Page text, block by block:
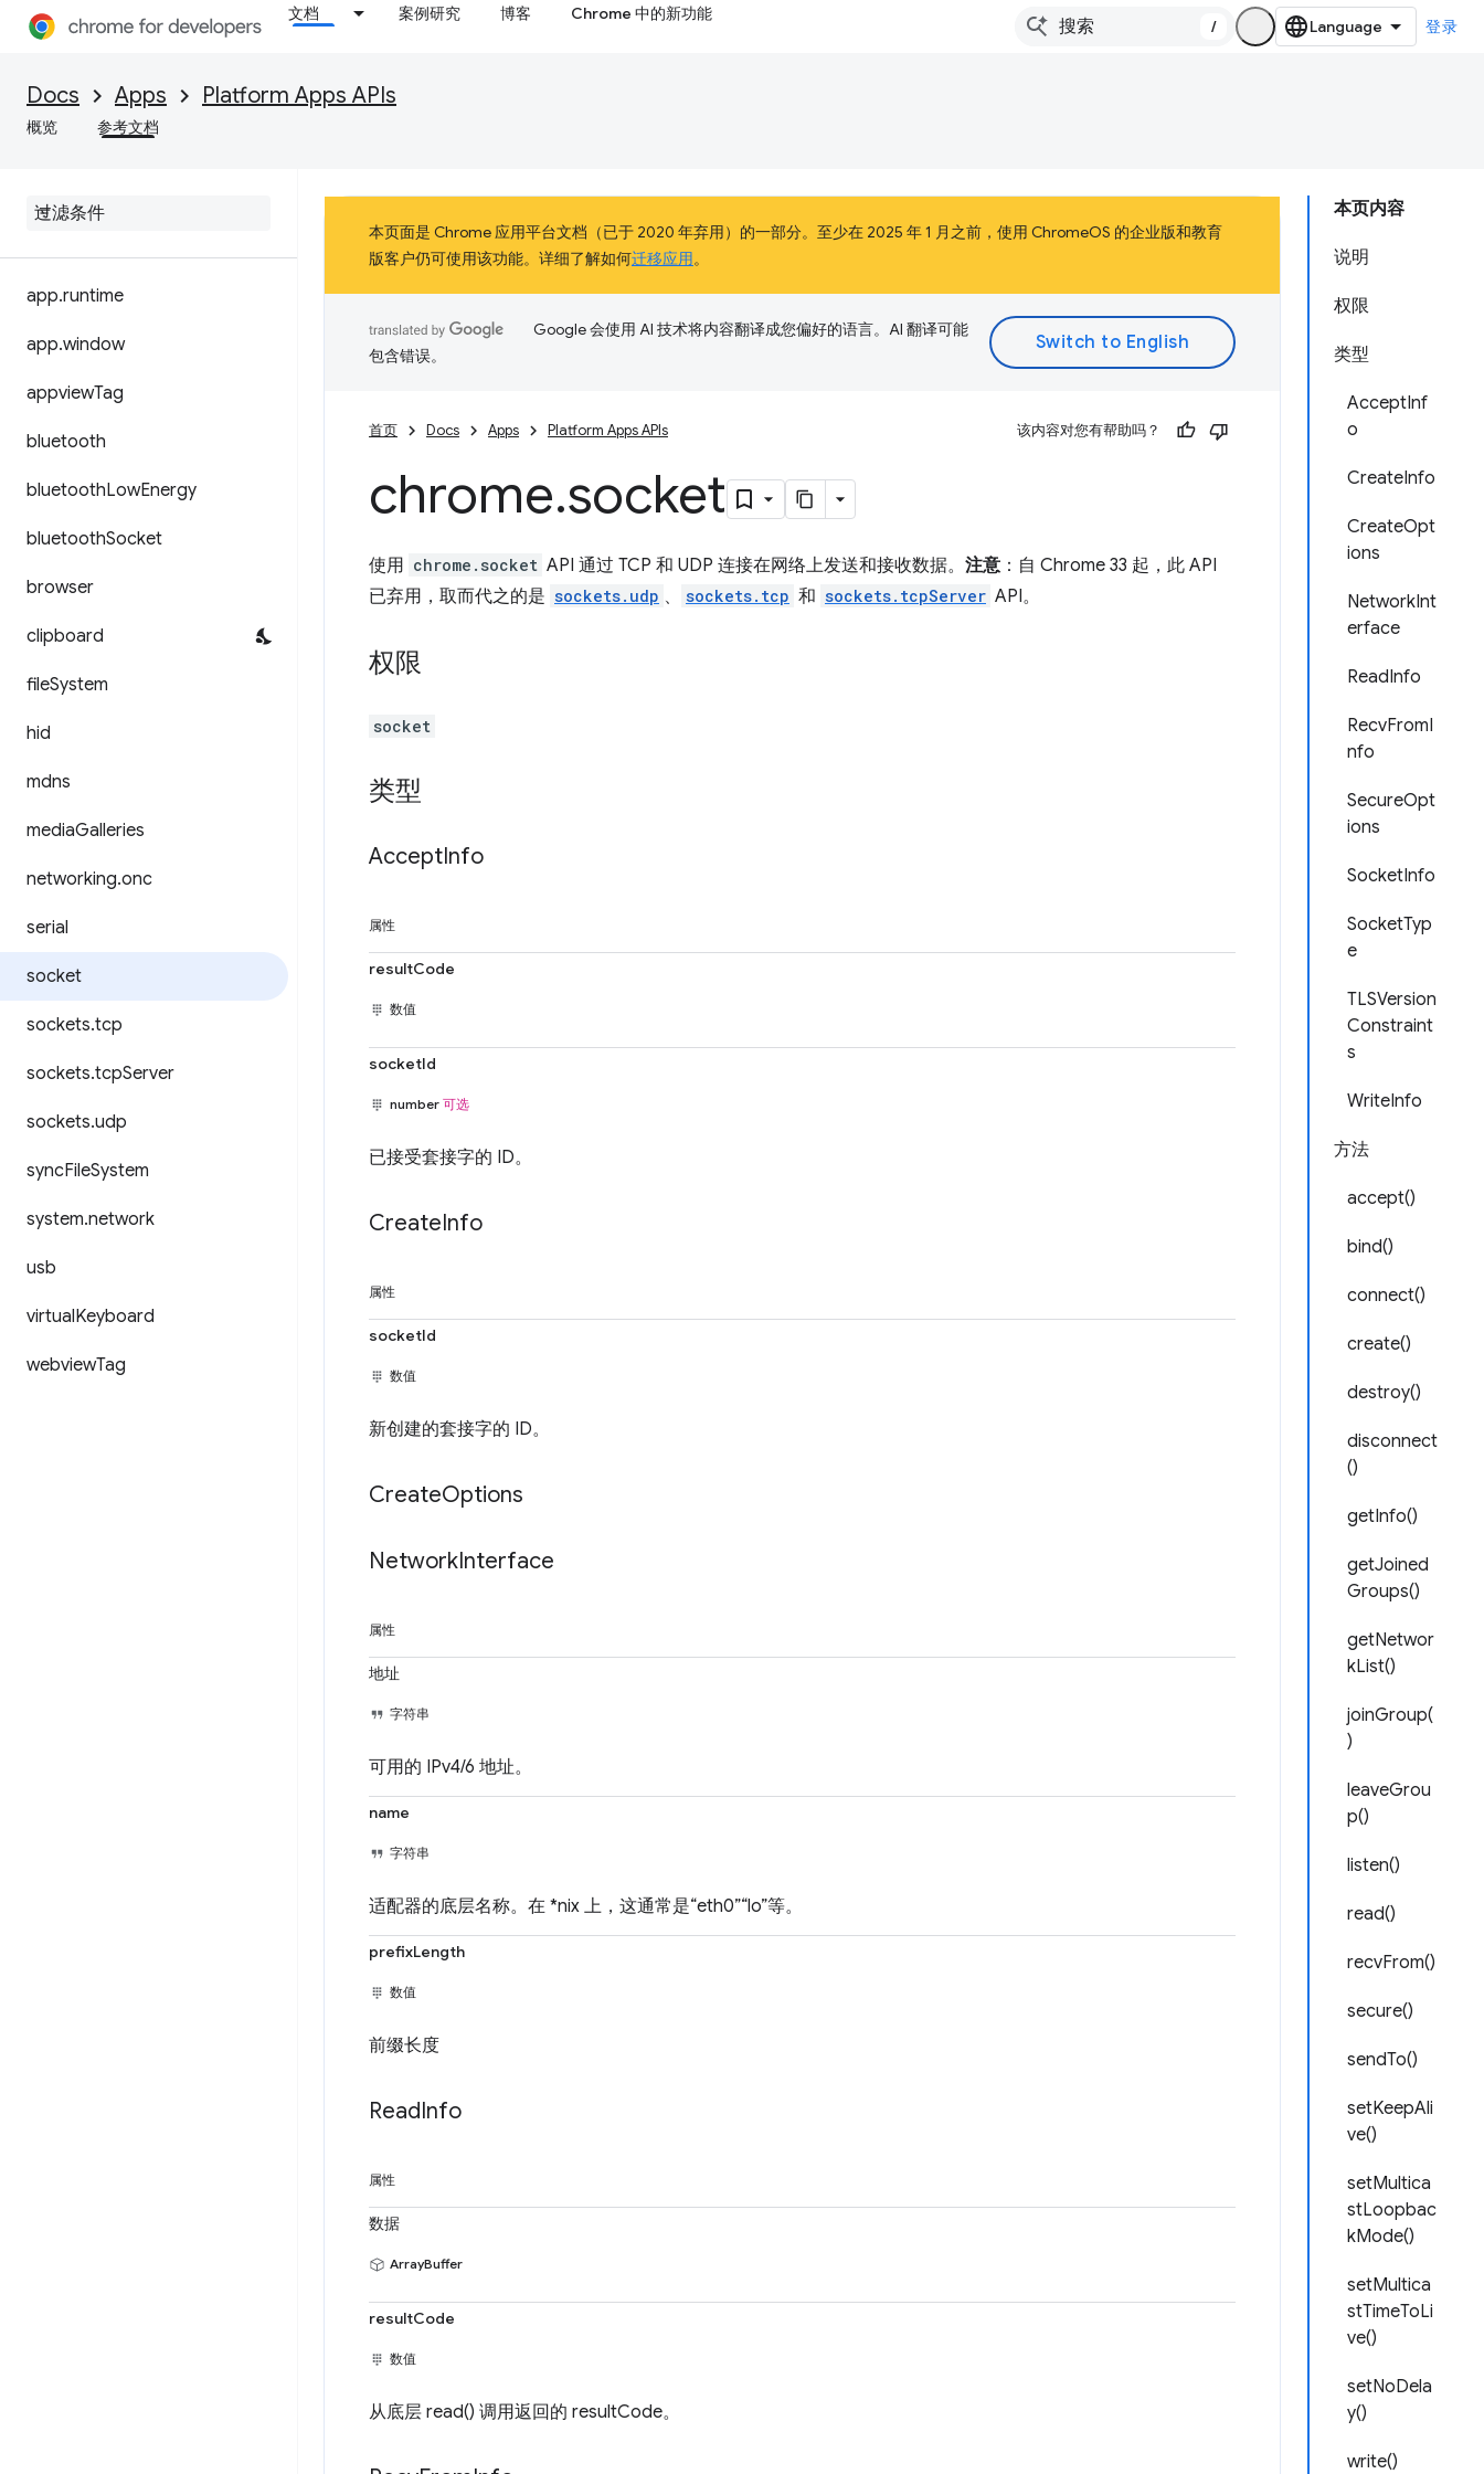
文档 案例研究 博客 Chrome 中的新功能
/ 登录
Docs Apps Platform Apps APIs
概览 参考文档
app.runtime
app.window
appviewTag
bluetooth
bluetoothLowEnergy
bluetoothSocket
browser
clipboard
fileSystem
hid
mdns
mediaGalleries
networking.onc
serial
socket
sockets.tcp
sockets.tcpServer
sockets.udp
syncFileSystem
system.network
usb
virtualKeyboard
webviewTag
本页内容
说明
权限
类型
AcceptInf
o
CreateInfo
CreateOpt
ions
NetworkInt
erface
ReadInfo
RecvFromI
nfo
SecureOpt
ions
SocketInfo
SocketTyp
e
TLSVersion
Constraint
s
WriteInfo
方法
accept()
bind()
connect()
create()
destroy()
disconnect
()
getInfo()
getJoined
Groups()
getNetwor
kList()
joinGroup(
)
leaveGrou
p()
listen()
read()
recvFrom()
secure()
sendTo()
setKeepAli
ve()
setMultica
stLoopbac
kMode()
setMultica
stTimeToLi
ve()
setNoDela
y()
write()
本页面是 Chrome 应用平台文档（已于 2020 年弃用）的一部分。至少在 2025 年 1 月之前，使用 ChromeOS 的企业版和教育
版客户仍可使用该功能。详细了解如何迁移应用。
Google 会使用 AI 技术将内容翻译成您偏好的语言。AI 翻译可能
包含错误。
首页 Docs Apps Platform Apps APIs 该内容对您有帮助吗？
chrome.socket
使用 chrome.socket API 通过 TCP 和 UDP 连接在网络上发送和接收数据。 注意：自 Chrome 33 起，此 API
已弃用，取而代之的是 sockets.udp 、 sockets.tcp 和 sockets.tcpServer API。
权限
socket
类型
AcceptInfo
属性
resultCode
数值
socketId
number 可选
已接受套接字的 ID。
CreateInfo
属性
socketId
数值
新创建的套接字的 ID。
CreateOptions
NetworkInterface
属性
地址
字符串
可用的 IPv4/6 地址。
name
字符串
适配器的底层名称。在 *nix 上，这通常是“eth0”“lo”等。
prefixLength
数值
前缀长度
ReadInfo
属性
数据
ArrayBuffer
resultCode
数值
从底层 read() 调用返回的 resultCode。